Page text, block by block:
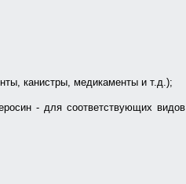
канистры, медикаменты и т.д.);
- для соответствующих видов